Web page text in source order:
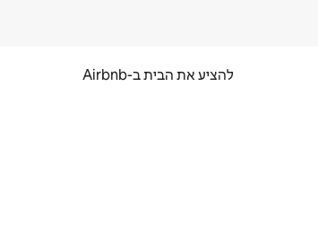
להציע את הבית ב-Airbnb